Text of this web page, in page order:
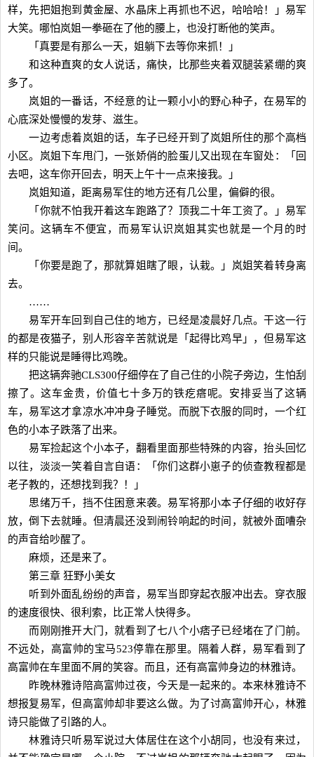
样，先把姐抱到黄金屋、水晶床上再抓也不迟，哈哈哈！」易军
大笑。哪怕岚姐一拳砸在了他的腰上，也没打断他的笑声。
「真要是有那么一天，姐躺下去等你来抓！」
和这种直爽的女人说话，痛快，比那些夹着双腿装紧绷的爽
多了。
岚姐的一番话，不经意的让一颗小小的野心种子，在易军的
心底深处慢慢的发芽、滋生。
一边考虑着岚姐的话，车子已经开到了岚姐所住的那个高档
小区。岚姐下车甩门，一张娇俏的脸蛋儿又出现在车窗处：「回
去吧，这车你开回去，明天上午十一点来接我。」
岚姐知道，距离易军住的地方还有几公里，偏僻的很。
「你就不怕我开着这车跑路了？顶我二十年工资了。」易军
笑问。这辆车不便宜，而易军认识岚姐其实也就是一个月的时
间。
「你要是跑了，那就算姐瞎了眼，认栽。」岚姐笑着转身离
去。
……
易军开车回到自己住的地方，已经是凌晨好几点。干这一行
的都是夜猫子，别人形容辛苦就说是「起得比鸡早」，但易军这
样的只能说是睡得比鸡晚。
把这辆奔驰CLS300仔细停在了自己住的小院子旁边，生怕刮
擦了。这车金贵，价值七十多万的铁疙瘩呢。安排妥当了这辆
车，易军这才拿凉水冲冲身子睡觉。而脱下衣服的同时，一个红
色的小本子跌落了出来。
易军捡起这个小本子，翻看里面那些特殊的内容，抬头回忆
以往，淡淡一笑着自言自语：「你们这群小崽子的侦查教程都是
老子教的，还想找到我？！」
思绪万千，挡不住困意来袭。易军将那小本子仔细的收好存
放，倒下去就睡。但清晨还没到闹铃响起的时间，就被外面嘈杂
的声音给吵醒了。
麻烦，还是来了。
第三章 狂野小美女
听到外面乱纷纷的声音，易军当即穿起衣服冲出去。穿衣服
的速度很快、很利索，比正常人快得多。
而刚刚推开大门，就看到了七八个小痞子已经堵在了门前。
不远处，高富帅的宝马523停靠在那里。隔着人群，易军看到了
高富帅在车里面不屑的笑容。而且，还有高富帅身边的林雅诗。
昨晚林雅诗陪高富帅过夜，今天是一起来的。本来林雅诗不
想报复易军，但高富帅却非要这么做。为了讨高富帅开心，林雅
诗只能做了引路的人。
林雅诗只听易军说过大体居住在这个小胡同，也没有来过，